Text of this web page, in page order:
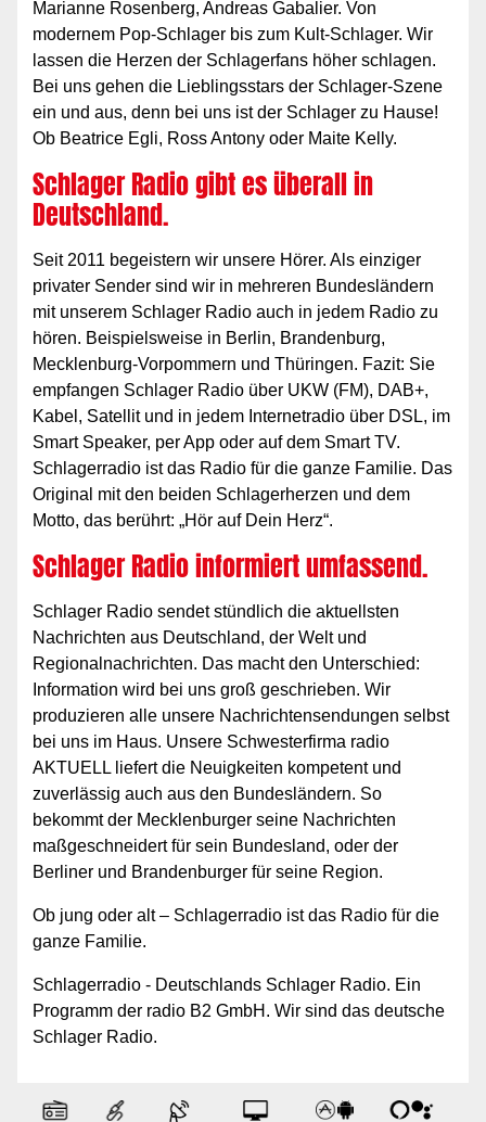
Marianne Rosenberg, Andreas Gabalier. Von
modernem Pop-Schlager bis zum Kult-Schlager. Wir
lassen die Herzen der Schlagerfans höher schlagen.
Bei uns gehen die Lieblingsstars der Schlager-Szene
ein und aus, denn bei uns ist der Schlager zu Hause!
Ob Beatrice Egli, Ross Antony oder Maite Kelly.
Schlager Radio gibt es überall in
Deutschland.
Seit 2011 begeistern wir unsere Hörer. Als einziger
privater Sender sind wir in mehreren Bundesländern
mit unserem Schlager Radio auch in jedem Radio zu
hören. Beispielsweise in Berlin, Brandenburg,
Mecklenburg-Vorpommern und Thüringen. Fazit: Sie
empfangen Schlager Radio über UKW (FM), DAB+,
Kabel, Satellit und in jedem Internetradio über DSL, im
Smart Speaker, per App oder auf dem Smart TV.
Schlagerradio ist das Radio für die ganze Familie. Das
Original mit den beiden Schlagerherzen und dem
Motto, das berührt: „Hör auf Dein Herz“.
Schlager Radio informiert umfassend.
Schlager Radio sendet stündlich die aktuellsten
Nachrichten aus Deutschland, der Welt und
Regionalnachrichten. Das macht den Unterschied:
Information wird bei uns groß geschrieben. Wir
produzieren alle unsere Nachrichtensendungen selbst
bei uns im Haus. Unsere Schwesterfirma radio
AKTUELL liefert die Neuigkeiten kompetent und
zuverlässig auch aus den Bundesländern. So
bekommt der Mecklenburger seine Nachrichten
maßgeschneidert für sein Bundesland, oder der
Berliner und Brandenburger für seine Region.
Ob jung oder alt – Schlagerradio ist das Radio für die
ganze Familie.
Schlagerradio - Deutschlands Schlager Radio. Ein
Programm der radio B2 GmbH. Wir sind das deutsche
Schlager Radio.